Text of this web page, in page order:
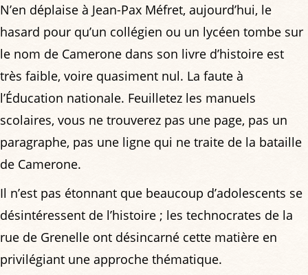
N’en déplaise à Jean-Pax Méfret, aujourd’hui, le
hasard pour qu’un collégien ou un lycéen tombe sur
le nom de Camerone dans son livre d’histoire est
très faible, voire quasiment nul. La faute à
l’Éducation nationale. Feuilletez les manuels
scolaires, vous ne trouverez pas une page, pas un
paragraphe, pas une ligne qui ne traite de la bataille
de Camerone.
Il n’est pas étonnant que beaucoup d’adolescents se
désintéressent de l’histoire ; les technocrates de la
rue de Grenelle ont désincarné cette matière en
privilégiant une approche thématique.